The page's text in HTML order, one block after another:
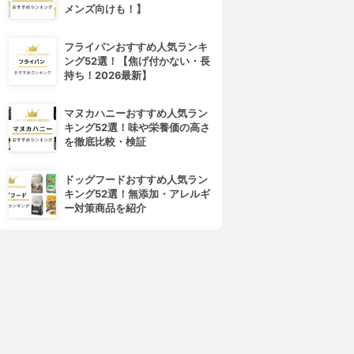
メンズ向けも！】
フライパンおすすめ人気ランキ
ング52選！【焦げ付かない・長
持ち！2026最新】
マヌカハニーおすすめ人気ラン
キング52選！味や栄養価の高さ
を徹底比較・検証
ドッグフードおすすめ人気ラン
キング52選！無添加・アレルギ
ー対策商品を紹介